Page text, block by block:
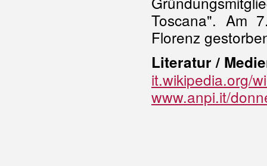
Toscana". Am
Florenz
Literatur /
it.wikipedia.org/
www.anpi.it/